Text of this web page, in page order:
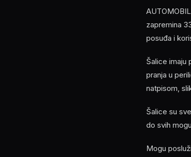
zapremina
posuđa i
Šalice imaju
pranja u
natpisom,
Šalice su
do svih
Mogu